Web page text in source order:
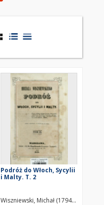
Podróż do Włoch, Sycylii
i Malty. T. 2
Wiszniewski, Michał (1794–1865)